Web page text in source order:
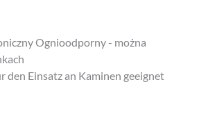
den Einsatz an Kaminen geeignet